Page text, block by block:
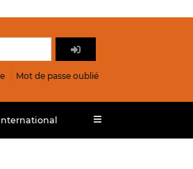
Mot de passe oublié